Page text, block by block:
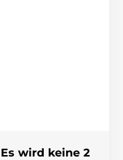
wird keine 2